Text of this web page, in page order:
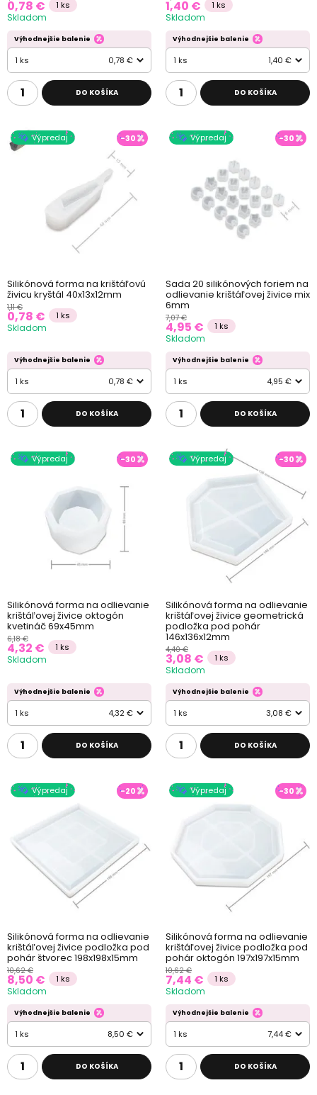
0,78 € 1 ks
Skladom
Výhodnejšie balenie
1 ks 0,78 €
DO KOŠÍKA
1,40 € 1 ks
Skladom
Výhodnejšie balenie
1 ks 1,40 €
DO KOŠÍKA
Výpredaj -30
Silikónová forma na krištáľovú
živicu kryštál 40x13x12mm
1,11 €
0,78 € 1 ks
Skladom
Výhodnejšie balenie
1 ks 0,78 €
DO KOŠÍKA
Výpredaj -30
Sada 20 silikónových foriem na
odlievanie krištáľovej živice mix
6mm
7,07 €
4,95 € 1 ks
Skladom
Výhodnejšie balenie
1 ks 4,95 €
DO KOŠÍKA
Výpredaj -30
Silikónová forma na odlievanie
krištáľovej živice oktogón
kvetináč 69x45mm
6,18 €
4,32 € 1 ks
Skladom
Výhodnejšie balenie
1 ks 4,32 €
DO KOŠÍKA
Výpredaj -30
Silikónová forma na odlievanie
krištáľovej živice geometrická
podložka pod pohár
146x136x12mm
4,40 €
3,08 € 1 ks
Skladom
Výhodnejšie balenie
1 ks 3,08 €
DO KOŠÍKA
Výpredaj -20
Silikónová forma na odlievanie
krištáľovej živice podložka pod
pohár štvorec 198x198x15mm
10,62 €
8,50 € 1 ks
Skladom
Výhodnejšie balenie
1 ks 8,50 €
DO KOŠÍKA
Výpredaj -30
Silikónová forma na odlievanie
krištáľovej živice podložka pod
pohár oktogón 197x197x15mm
10,62 €
7,44 € 1 ks
Skladom
Výhodnejšie balenie
1 ks 7,44 €
DO KOŠÍKA